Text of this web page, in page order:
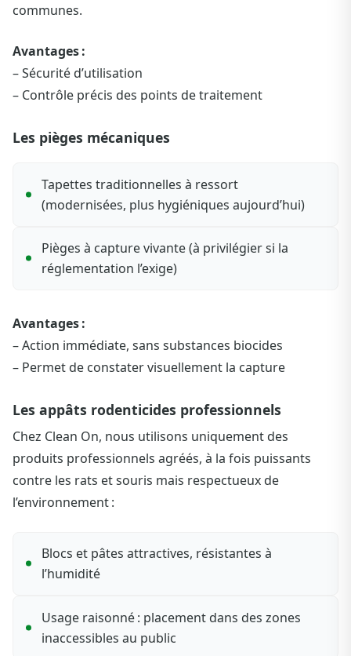
communes.
Avantages :
– Sécurité d’utilisation
– Contrôle précis des points de traitement
Les pièges mécaniques
Tapettes traditionnelles à ressort
(modernisées, plus hygiéniques aujourd’hui)
Pièges à capture vivante (à privilégier si la
réglementation l’exige)
Avantages :
– Action immédiate, sans substances biocides
– Permet de constater visuellement la capture
Les appâts rodenticides professionnels
Chez Clean On, nous utilisons uniquement des
produits professionnels agréés, à la fois puissants
contre les rats et souris mais respectueux de
l’environnement :
Blocs et pâtes attractives, résistantes à
l’humidité
Usage raisonné : placement dans des zones
inaccessibles au public